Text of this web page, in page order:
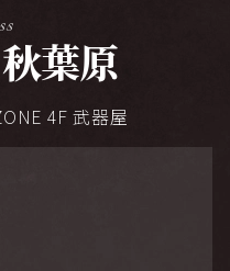
秋葉原
4F 武器屋